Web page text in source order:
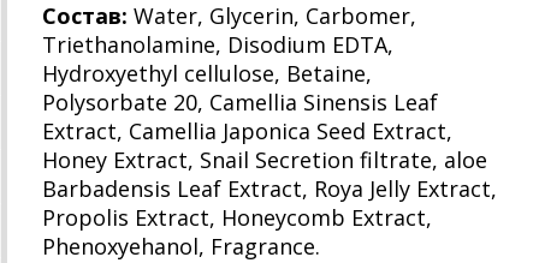
Состав: Water, Glycerin, Carbomer,
Triethanolamine, Disodium EDTA,
Hydroxyethyl cellulose, Betaine,
Polysorbate 20, Camellia Sinensis Leaf
Extract, Camellia Japonica Seed Extract,
Honey Extract, Snail Secretion filtrate, aloe
Barbadensis Leaf Extract, Roya Jelly Extract,
Propolis Extract, Honeycomb Extract,
Phenoxyehanol, Fragrance.